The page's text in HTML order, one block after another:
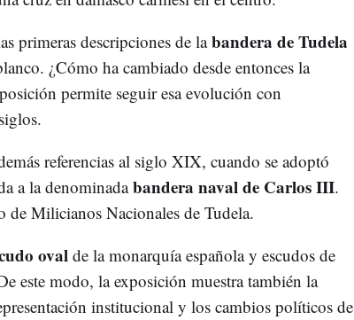
primeras descripciones de labandera de Tudela
¿Cómo ha cambiado desde entonces la
permite seguir esa evolución con
referencias al siglo XIX, cuando se adoptó
a la denominadabandera naval de Carlos III.
de Milicianos Nacionales de Tudela.
ovalde la monarquía española y escudos de
este modo, la exposición muestra también la
institucional y los cambios políticos de